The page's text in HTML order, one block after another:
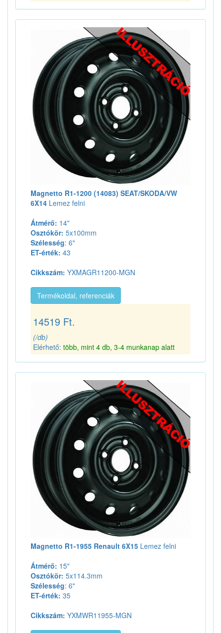
Magnetto R1-1200 (14083) SEAT/SKODA/VW
6X14 Lemez felni
Átmérő: 14"
Osztókör: 5x100mm
Szélesség: 6"
ET-érték: 43
Cikkszám: YXMAGR11200-MGN
Termékoldal, referenciák
14519 Ft.
(/db)
Elérhető: több, mint 4 db, 3-4 munkanap alatt
Magnetto R1-1955 Renault 6X15 Lemez felni
Átmérő: 15"
Osztókör: 5x114.3mm
Szélesség: 6"
ET-érték: 35
Cikkszám: YXMWR11955-MGN